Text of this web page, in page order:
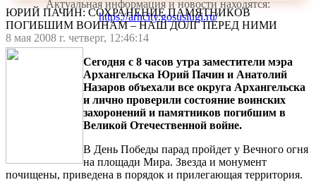
Актуальная информация и новости находятся:
https://arhcity.gosuslugi.ru/
ЮРИЙ ПАЧИН: СОХРАНЕНИЕ ПАМЯТНИКОВ
ПОГИБШИМ ВОИНАМ – НАШ ДОЛГ ПЕРЕД НИМИ
8 мая 2008 г. четверг, 12:46:14
Сегодня с 8 часов утра заместители мэра
Архангельска Юрий Пачин и Анатолий
Назаров объехали все округа Архангельска
и лично проверили состояние воинских
захоронений и памятников погибшим в
Великой Отечественной войне.
В День Победы парад пройдет у Вечного огня
на площади Мира. Звезда и монумент
почищены, приведена в порядок и прилегающая территория.